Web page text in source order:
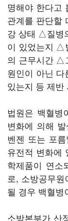
명해야 한다고
관계를 판단할
강 상태 △질병
이 있었는지 △
의 근무시간 △
원인이 아닌 다
있는지 등 제반
법원은 백혈병
변화에 의해
벤젠 또는 포
유전적 변화에
학제품이 연소
로, 소방공무원
될 경우 백혈병
소방본부가 산